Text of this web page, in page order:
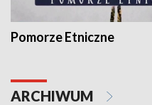
Pomorze Etniczne
ARCHIWUM